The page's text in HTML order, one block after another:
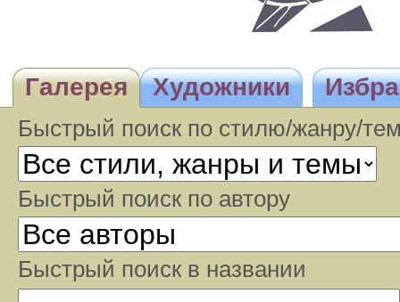
Галерея Художники
Быстрый поиск по стилю/жанру/
Быстрый поиcк по автору
Быстрый поиcк в названии